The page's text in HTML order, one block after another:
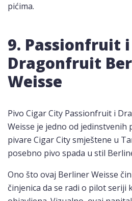
pićima.
9. Passionfruit i
Dragonfruit
Weisse
Pivo Cigar City Passionfruit i
Weisse je jedno od jedinstvenih
pivare Cigar City smještene u
posebno pivo spada u stil
Ono što ovaj Berliner Weisse
činjenica da se radi o pilot seriji